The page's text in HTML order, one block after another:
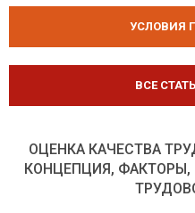
УСЛОВИЯ
ВСЕ
ОЦЕНКА КАЧЕСТВА
КОНЦЕПЦИЯ,